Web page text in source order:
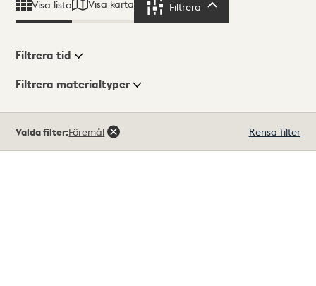
Visa lista Visa karta Filtrera
Visningsläge
Filtrera tid
Filtrera materialtyper
träffar
Valda filter:Föremål Rensa filter